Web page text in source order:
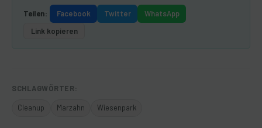
Teilen: Facebook Twitter
WhatsApp
Link kopieren
SCHLAGWÖRTER:
Cleanup Marzahn Wiesenpark